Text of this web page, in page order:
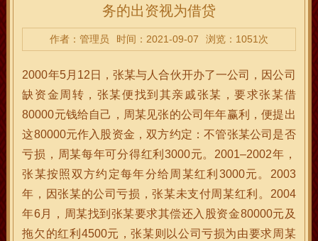
务的出资视为借贷
作者：管理员 时间：2021-09-07 浏览：1051次
2000年5月12日，张某与人合伙开办了一公司，因公司
缺资金周转，张某便找到其亲戚张某，要求张某借
80000元钱给自己，周某见张的公司年年赢利，便提出
这80000元作入股资金，双方约定：不管张某公司是否
亏损，周某每年可分得红利3000元。2001–2002年，
张某按照双方约定每年分给周某红利3000元。2003
年，因张某的公司亏损，张某未支付周某红利。2004
年6月，周某找到张某要求其偿还入股资金80000元及
拖欠的红利4500元，张某则以公司亏损为由要求周某